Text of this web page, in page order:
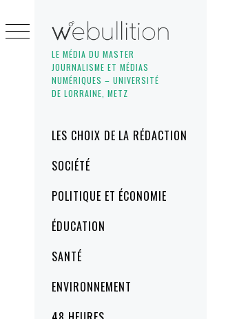
LE MÉDIA DU MASTER
JOURNALISME ET MÉDIAS
NUMÉRIQUES – UNIVERSITÉ
DE LORRAINE, METZ
MenuLES CHOIX DE LA RÉDACTION
SOCIÉTÉ
POLITIQUE ET ÉCONOMIE
ÉDUCATION
SANTÉ
ENVIRONNEMENT
to
content